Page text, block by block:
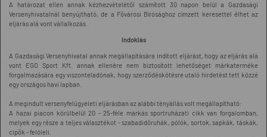
A határozat ellen annak kézhezvételétől számított 30 napon belül a Gazdasági
Versenyhivatalnál benyújtható, de a Fővárosi Bírósághoz címzett keresettel élhet az
eljárás alá vont vállalkozás.
Indoklás
A Gazdasági Versenyhivatal annak megállapítására indított eljárást, hogy az eljárás alá
vont EGO Sport Kft. annak ellenére nem biztosított lehetőséget márkaterméke
forgalmazására egy viszonteladónak, hogy szerződéskötésre utaló hirdetést tett közzé
egy országos havi lapban.
A megindult versenyfelügyeleti eljárásban az alábbi tényállás volt megállapítható:
A hazai piacon körülbelül 20 - 25-féle márkás sportruházati cikk van forgalomban,
melyek egy része a teljes választékot - szabadidőruhák, pólók, sortok, sapkák, táskák,
cipők - felöleli.